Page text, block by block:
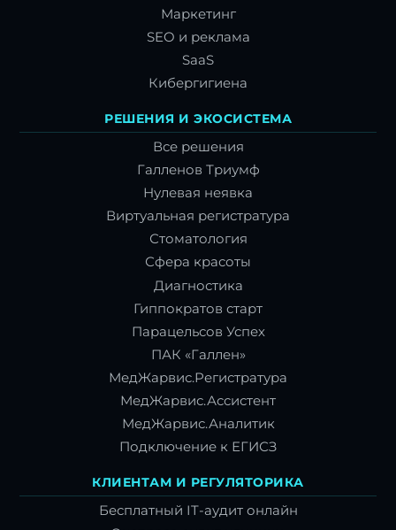
Маркетинг
SEO и реклама
SaaS
Кибергигиена
РЕШЕНИЯ И ЭКОСИСТЕМА
Все решения
Галленов Триумф
Нулевая неявка
Виртуальная регистратура
Стоматология
Сфера красоты
Диагностика
Гиппократов старт
Парацельсов Успех
ПАК «Галлен»
МедЖарвис.Регистратура
МедЖарвис.Ассистент
МедЖарвис.Аналитик
Подключение к ЕГИСЗ
КЛИЕНТАМ И РЕГУЛЯТОРИКА
Бесплатный IT-аудит онлайн